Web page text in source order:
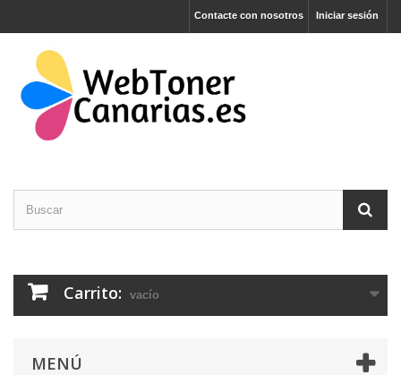
Iniciar sesión
Contacte con nosotros
Carrito: vacío
MENÚ